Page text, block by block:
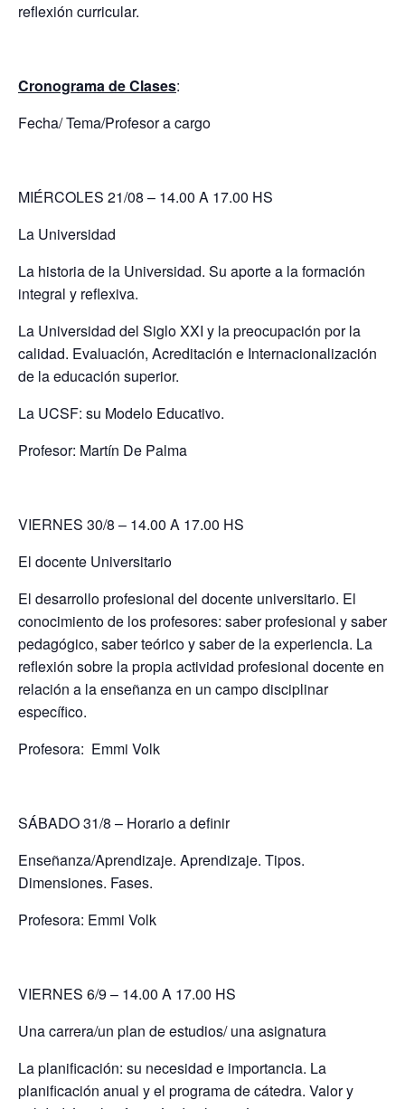
reflexión curricular.
Cronograma de Clases:
Fecha/ Tema/Profesor a cargo
MIÉRCOLES 21/08 – 14.00 A 17.00 HS
La Universidad
La historia de la Universidad. Su aporte a la formación
integral y reflexiva.
La Universidad del Siglo XXI y la preocupación por la
calidad. Evaluación, Acreditación e Internacionalización
de la educación superior.
La UCSF: su Modelo Educativo.
Profesor: Martín De Palma
VIERNES 30/8 – 14.00 A 17.00 HS
El docente Universitario
El desarrollo profesional del docente universitario. El
conocimiento de los profesores: saber profesional y saber
pedagógico, saber teórico y saber de la experiencia. La
reflexión sobre la propia actividad profesional docente en
relación a la enseñanza en un campo disciplinar
específico.
Profesora: Emmi Volk
SÁBADO 31/8 – Horario a definir
Enseñanza/Aprendizaje. Aprendizaje. Tipos.
Dimensiones. Fases.
Profesora: Emmi Volk
VIERNES 6/9 – 14.00 A 17.00 HS
Una carrera/un plan de estudios/ una asignatura
La planificación: su necesidad e importancia. La
planificación anual y el programa de cátedra. Valor y